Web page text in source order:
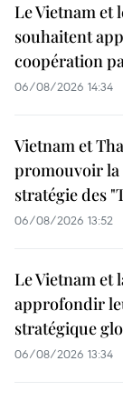
Le Vietnam et
souhaitent
coopération
06/08/2026 14:34
Vietnam et
promouvoir la
stratégie des
06/08/2026 13:52
Le Vietnam et
approfondir
stratégique
06/08/2026 13:34